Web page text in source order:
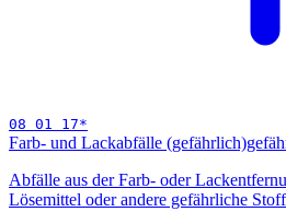
08 01 17*
Farb- und Lackabfälle (gefährlich)
Abfälle aus der Farb- oder
Lösemittel oder andere gefährliche